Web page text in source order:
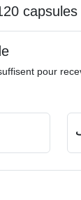
120 capsules
pour